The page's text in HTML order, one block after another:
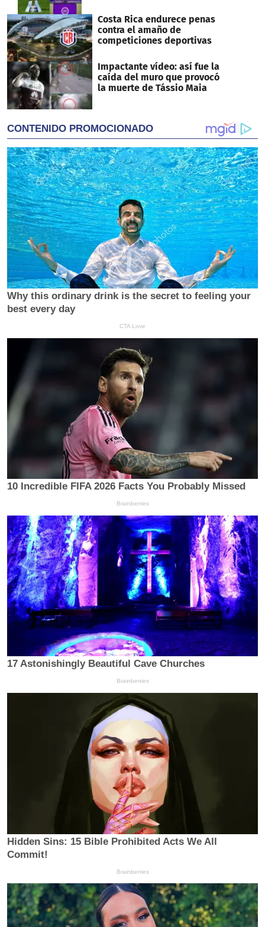
Costa Rica endurece penas
contra el amaño de
competiciones deportivas
Impactante vídeo: así fue la
caída del muro que provocó
la muerte de Tássio Maia